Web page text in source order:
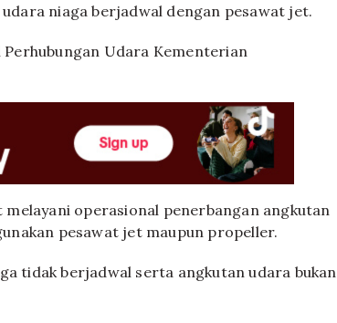
niaga berjadwal dengan pesawat jet.
Udara Kementerian
operasional penerbangan angkutan
pesawat jet maupun propeller.
tidak berjadwal serta angkutan udara bukan